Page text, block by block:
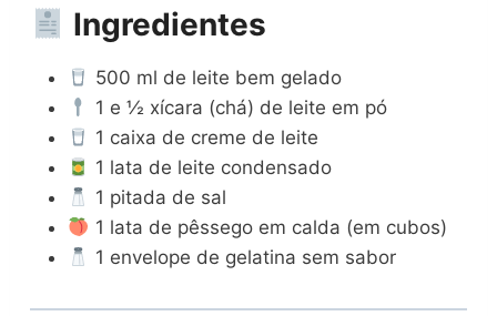
Ingredientes
500 ml de leite bem gelado
1 e ½ xícara (chá) de leite em pó
1 caixa de creme de leite
1 lata de leite condensado
1 pitada de sal
1 lata de pêssego em calda (em cubos)
1 envelope de gelatina sem sabor